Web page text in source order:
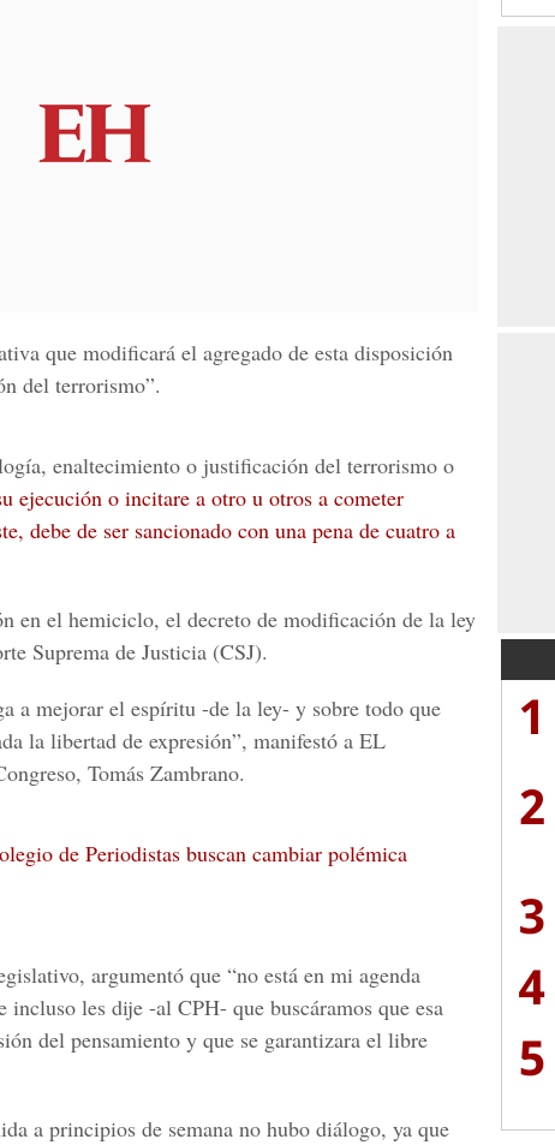
que modificará el agregado de esta disposición
del terrorismo”.
enaltecimiento o justificación del terrorismo o
ejecución o incitare a otro u otros a cometer
debe de ser sancionado con una pena de cuatro a
en el hemiciclo, el decreto de modificación de la ley
Suprema de Justicia (CSJ).
a mejorar el espíritu -de la ley- y sobre todo que
la libertad de expresión”, manifestó a EL
Tomás Zambrano.
de Periodistas buscan cambiar polémica
argumentó que “no está en mi agenda
les dije -al CPH- que buscáramos que esa
del pensamiento y que se garantizara el libre
a principios de semana no hubo diálogo, ya que
1
2
3
4
5